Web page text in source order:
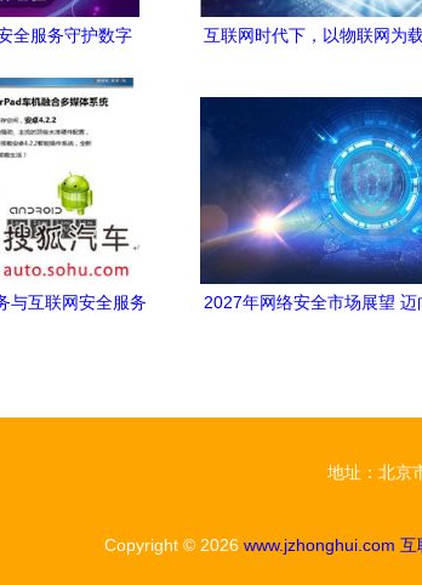
全服务守护数字
互联网时代下，以物联网为
与互联网安全服务
2027年网络安全市场展望
地址：北京
Copyright © 2026 www.jzhonghui.com 互